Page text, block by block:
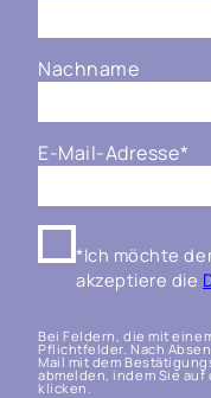
Nachname
E-Mail-Adresse*
*Ich möchte
akzeptiere die
Bei Feldern, die mit
Pflichtfelder. Nach
Mail mit dem
abmelden, indem Sie
klicken.